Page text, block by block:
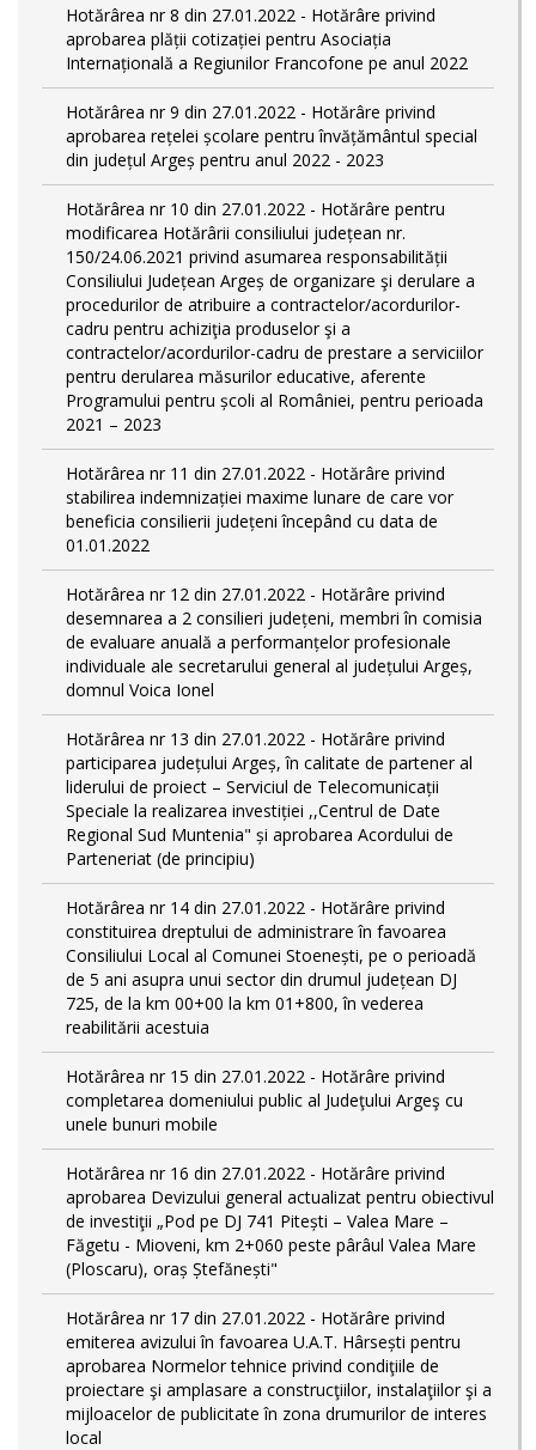
Hotărârea nr 8 din 27.01.2022 - Hotărâre privind
aprobarea plății cotizației pentru Asociația
Internațională a Regiunilor Francofone pe anul 2022
Hotărârea nr 9 din 27.01.2022 - Hotărâre privind
aprobarea rețelei școlare pentru învățământul special
din județul Argeș pentru anul 2022 - 2023
Hotărârea nr 10 din 27.01.2022 - Hotărâre pentru
modificarea Hotărârii consiliului județean nr.
150/24.06.2021 privind asumarea responsabilității
Consiliului Județean Argeș de organizare şi derulare a
procedurilor de atribuire a contractelor/acordurilor-
cadru pentru achiziţia produselor şi a
contractelor/acordurilor-cadru de prestare a serviciilor
pentru derularea măsurilor educative, aferente
Programului pentru școli al României, pentru perioada
2021 – 2023
Hotărârea nr 11 din 27.01.2022 - Hotărâre privind
stabilirea indemnizației maxime lunare de care vor
beneficia consilierii județeni începând cu data de
01.01.2022
Hotărârea nr 12 din 27.01.2022 - Hotărâre privind
desemnarea a 2 consilieri județeni, membri în comisia
de evaluare anuală a performanțelor profesionale
individuale ale secretarului general al județului Argeș,
domnul Voica Ionel
Hotărârea nr 13 din 27.01.2022 - Hotărâre privind
participarea județului Argeș, în calitate de partener al
liderului de proiect – Serviciul de Telecomunicații
Speciale la realizarea investiției ,,Centrul de Date
Regional Sud Muntenia" și aprobarea Acordului de
Parteneriat (de principiu)
Hotărârea nr 14 din 27.01.2022 - Hotărâre privind
constituirea dreptului de administrare în favoarea
Consiliului Local al Comunei Stoenești, pe o perioadă
de 5 ani asupra unui sector din drumul județean DJ
725, de la km 00+00 la km 01+800, în vederea
reabilitării acestuia
Hotărârea nr 15 din 27.01.2022 - Hotărâre privind
completarea domeniului public al Judeţului Argeş cu
unele bunuri mobile
Hotărârea nr 16 din 27.01.2022 - Hotărâre privind
aprobarea Devizului general actualizat pentru obiectivul
de investiţii „Pod pe DJ 741 Pitești – Valea Mare –
Făgetu - Mioveni, km 2+060 peste pârâul Valea Mare
(Ploscaru), oraș Ștefănești"
Hotărârea nr 17 din 27.01.2022 - Hotărâre privind
emiterea avizului în favoarea U.A.T. Hârsești pentru
aprobarea Normelor tehnice privind condiţiile de
proiectare şi amplasare a construcţiilor, instalaţiilor şi a
mijloacelor de publicitate în zona drumurilor de interes
local